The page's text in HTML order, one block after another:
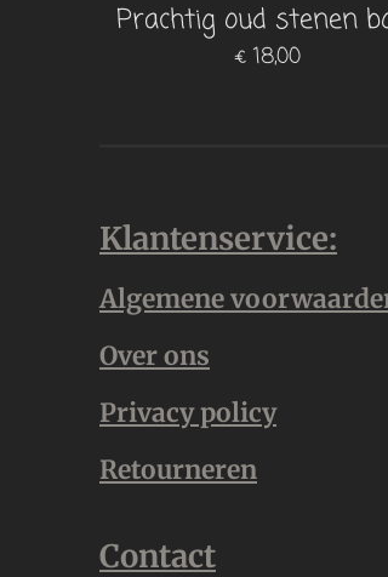
Prachtig oud stenen
€ 18,00
Klantenservice:
Algemene
Over ons
Privacy policy
Retourneren
Contact